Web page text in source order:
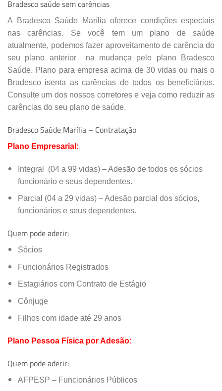
Bradesco saúde sem carências
A Bradesco Saúde Marília oferece condições especiais
nas carências. Se você tem um plano de saúde
atualmente, podemos fazer aproveitamento de carência do
seu plano anterior
na mudança pelo plano Bradesco
Saúde. Plano para empresa acima de 30 vidas ou mais o
Bradesco isenta as carências de todos os beneficiários.
Consulte um dos nossos corretores e veja como reduzir as
carências do seu plano de saúde.
Bradesco Saúde Marília – Contratação
Plano Empresarial:
Integral (04 a 99 vidas) – Adesão de todos os sócios
funcionário e seus dependentes.
Parcial (04 a 29 vidas) – Adesão parcial dos sócios,
funcionários e seus dependentes.
Quem pode aderir:
Sócios
Funcionários Registrados
Estagiários com Contrato de Estágio
Cônjuge
Filhos com idade até 29 anos
Plano Pessoa Física por Adesão:
Quem pode aderir:
AFPESP – Funcionários Públicos